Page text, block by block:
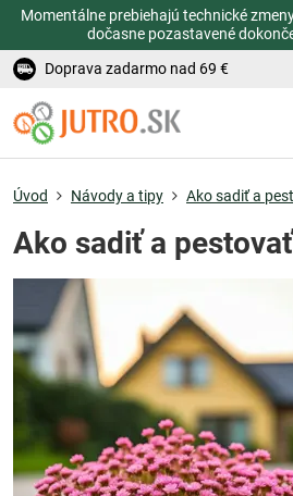
Momentálne prebiehajú technické
dočasne pozastavené
Doprava zadarmo nad 69 €
Úvod Návody a tipy Ako sadiť a
Ako sadiť a